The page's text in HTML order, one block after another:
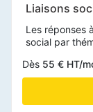
Liaisons
Les réponses
social par
Dès 55 € HT/